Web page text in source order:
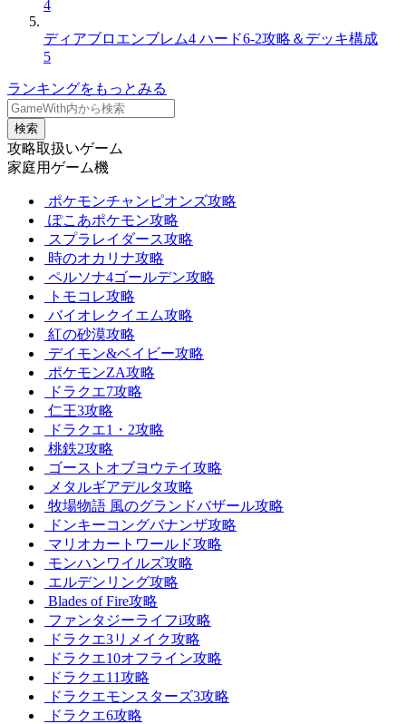
4
ディアブロエンブレム4 ハード6-2攻略＆デッキ構成
5
ランキングをもっとみる
検索
攻略取扱いゲーム
家庭用ゲーム機
ポケモンチャンピオンズ攻略
ぽこあポケモン攻略
スプラレイダース攻略
時のオカリナ攻略
ペルソナ4ゴールデン攻略
トモコレ攻略
バイオレクイエム攻略
紅の砂漠攻略
デイモン&ベイビー攻略
ポケモンZA攻略
ドラクエ7攻略
仁王3攻略
ドラクエ1・2攻略
桃鉄2攻略
ゴーストオブヨウテイ攻略
メタルギアデルタ攻略
牧場物語 風のグランドバザール攻略
ドンキーコングバナンザ攻略
マリオカートワールド攻略
モンハンワイルズ攻略
エルデンリング攻略
Blades of Fire攻略
ファンタジーライフi攻略
ドラクエ3リメイク攻略
ドラクエ10オフライン攻略
ドラクエ11攻略
ドラクエモンスターズ3攻略
ドラクエ6攻略